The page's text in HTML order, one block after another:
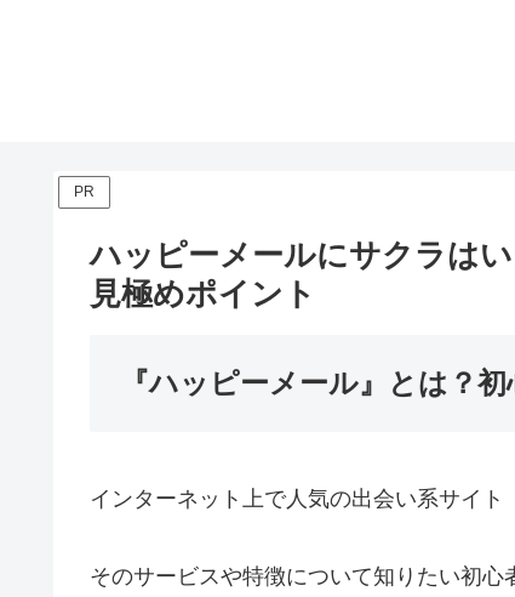
PR
ハッピーメールにサクラは
見極めポイント
『ハッピーメール』とは？
インターネット上で人気の出会い系サイト
そのサービスや特徴について知りたい初心